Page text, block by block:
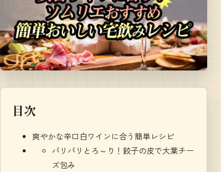
目次
爽やかな辛口白ワインに合う簡単レシピ
パリパリとろ～り！餃子の皮で大葉チー
ズ包み